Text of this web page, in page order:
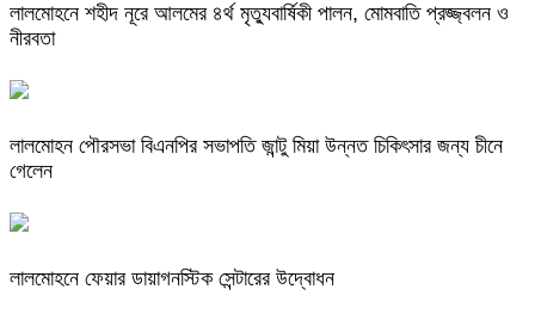
লালমোহনে শহীদ নূরে আলমের ৪র্থ মৃত্যুবার্ষিকী পালন, মোমবাতি প্রজ্জ্বলন ও
নীরবতা
লালমোহন পৌরসভা বিএনপির সভাপতি জান্টু মিয়া উন্নত চিকিৎসার জন্য চীনে
গেলেন
লালমোহনে ফেয়ার ডায়াগনস্টিক সেন্টারের উদ্বোধন